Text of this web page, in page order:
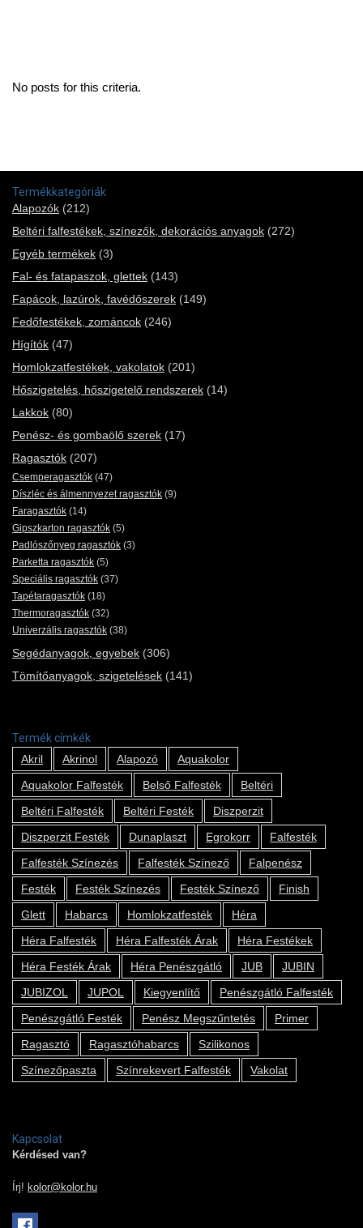
No posts for this criteria.
Termékkategóriák
Alapozók (212)
Beltéri falfestékek, színezők, dekorációs anyagok (272)
Egyéb termékek (3)
Fal- és fatapaszok, glettek (143)
Fapácok, lazúrok, favédőszerek (149)
Fedőfestékek, zománcok (246)
Hígítók (47)
Homlokzatfestékek, vakolatok (201)
Hőszigetelés, hőszigetelő rendszerek (14)
Lakkok (80)
Penész- és gombaölő szerek (17)
Ragasztók (207)
Csemperagasztók (47)
Díszléc és álmennyezet ragasztók (9)
Faragasztók (14)
Gipszkarton ragasztók (5)
Padlószőnyeg ragasztók (3)
Parketta ragasztók (5)
Speciális ragasztók (37)
Tapétaragasztók (18)
Thermoragasztók (32)
Univerzális ragasztók (38)
Segédanyagok, egyebek (306)
Tömítőanyagok, szigetelések (141)
Termék címkék
Akril
Akrinol Alapozó
Aquakolor
Aquakolor Falfesték
Belső Falfesték
Beltéri
Beltéri Falfesték
Beltéri Festék
Diszperzit
Diszperzit Festék
Dunaplaszt Egrokorr
Falfesték
Falfesték Színezés
Falfesték Színező
Falpenész
Festék
Festék Színezés Festék Színező
Finish
Glett
Habarcs Homlokzatfesték
Héra
Héra Falfesték
Héra Falfesték Árak
Héra Festékek
Héra Festék Árak
Héra Penészgátló JUB
JUBIN
JUBIZOL
JUPOL Kiegyenlítő
Penészgátló Falfesték
Penészgátló Festék
Penész Megszűntetés
Primer
Ragasztó
Ragasztóhabarcs
Szilikonos
Színezőpaszta
Színrekevert Falfesték Vakolat
Kapcsolat
Kérdésed van?
Írj! kolor@kolor.hu